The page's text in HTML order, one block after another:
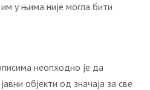
у њима није могла бити
неопходно је да
објекти од значаја за све